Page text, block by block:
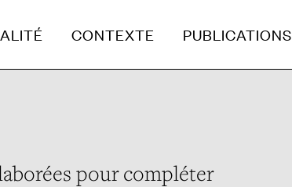
CONTEXTE PUBLICATIONS
pour compléter